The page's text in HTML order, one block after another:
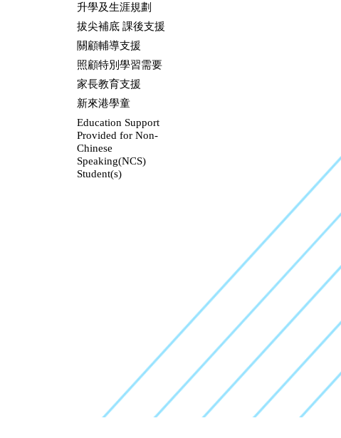
升學及生涯規劃
拔尖補底 課後支援
關顧輔導支援
照顧特別學習需要
家長教育支援
新來港學童
Education Support
Provided for Non-
Chinese
Speaking(NCS)
Student(s)